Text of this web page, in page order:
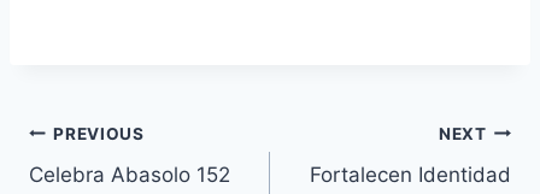
PREVIOUS
Celebra Abasolo 152
NEXT
Fortalecen Identidad